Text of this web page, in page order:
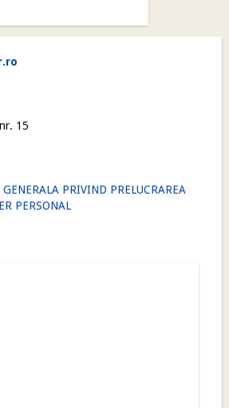
15
PRIVIND PRELUCRAREA
PERSONAL